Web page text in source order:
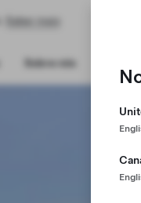
Saber mais
Sobre nós